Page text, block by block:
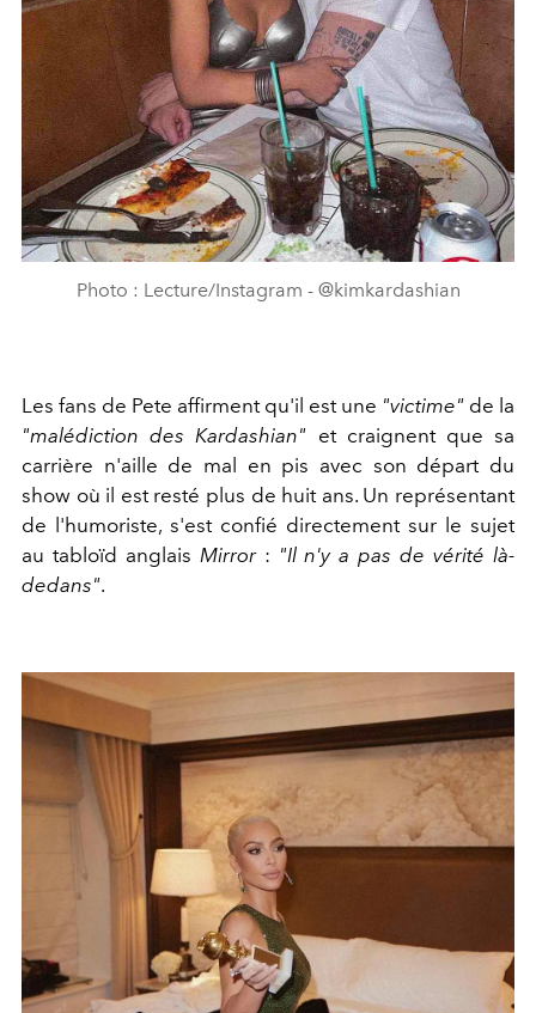
Photo : Lecture/Instagram - @kimkardashian
Les fans de Pete affirment qu'il est une "victime" de la
"malédiction des Kardashian" et craignent que sa
carrière n'aille de mal en pis avec son départ du
show où il est resté plus de huit ans. Un représentant
de l'humoriste, s'est confié directement sur le sujet
au tabloïd anglais Mirror: "Il n'y a pas de vérité là-
dedans".